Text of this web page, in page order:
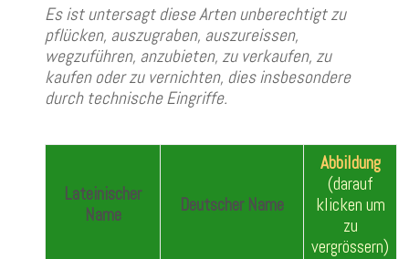
Es ist untersagt diese Arten unberechtigt zu
pflücken, auszugraben, auszureissen,
wegzuführen, anzubieten, zu verkaufen, zu
kaufen oder zu vernichten, dies insbesondere
durch technische Eingriffe.
Lateinischer
Name
Deutscher Name
Abbildung
(darauf
klicken um
zu
vergrössern)